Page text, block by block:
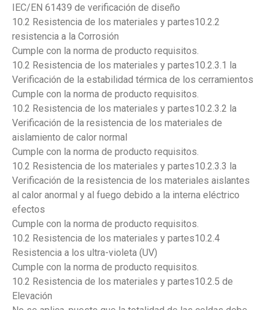
IEC/EN 61439 de verificación de diseño
10.2 Resistencia de los materiales y partes10.2.2
resistencia a la Corrosión
Cumple con la norma de producto requisitos.
10.2 Resistencia de los materiales y partes10.2.3.1 la
Verificación de la estabilidad térmica de los cerramientos
Cumple con la norma de producto requisitos.
10.2 Resistencia de los materiales y partes10.2.3.2 la
Verificación de la resistencia de los materiales de
aislamiento de calor normal
Cumple con la norma de producto requisitos.
10.2 Resistencia de los materiales y partes10.2.3.3 la
Verificación de la resistencia de los materiales aislantes
al calor anormal y al fuego debido a la interna eléctrico
efectos
Cumple con la norma de producto requisitos.
10.2 Resistencia de los materiales y partes10.2.4
Resistencia a los ultra-violeta (UV)
Cumple con la norma de producto requisitos.
10.2 Resistencia de los materiales y partes10.2.5 de
Elevación